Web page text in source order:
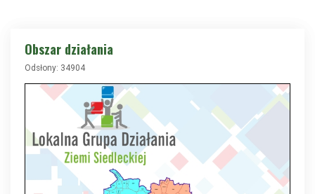
Obszar działania
Odsłony: 34904